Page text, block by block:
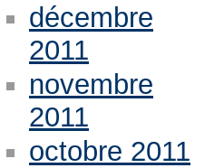
décembre
2011
novembre
2011
octobre 2011